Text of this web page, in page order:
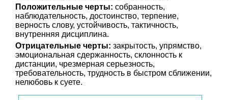
Положительные черты: собранность,
наблюдательность, достоинство, терпение,
верность слову, устойчивость, тактичность,
внутренняя дисциплина.
Отрицательные черты: закрытость, упрямство,
эмоциональная сдержанность, склонность к
дистанции, чрезмерная серьезность,
требовательность, трудность в быстром сближении,
нелюбовь к суете.